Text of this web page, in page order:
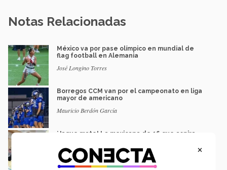
Notas Relacionadas
México va por pase olímpico en mundial de
flag football en Alemania
José Longino Torres
Borregos CCM van por el campeonato en liga
mayor de americano
Mauricio Berdón García
¡Jaque mate! La mexicana de 16 que aspira
Saray González ×